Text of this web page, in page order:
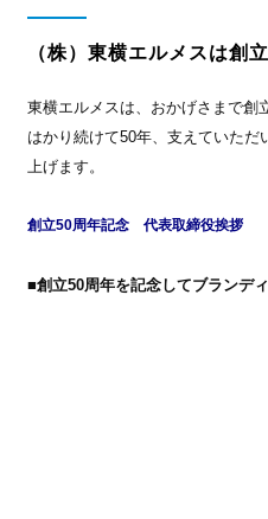
（株）東横エルメスは創
東横エルメスは、おかげさまで創
はかり続けて50年、支えていただ
上げます。
創立50周年記念 代表取締役挨拶
■創立50周年を記念してブランデ